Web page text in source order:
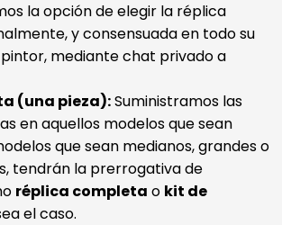
la opción de elegir la réplica
y consensuada en todo su
mediante chat privado a
(una pieza):Suministramos las
en aquellos modelos que sean
que sean medianos, grandes o
tendrán la prerrogativa de
réplica completa o kit de
el caso.